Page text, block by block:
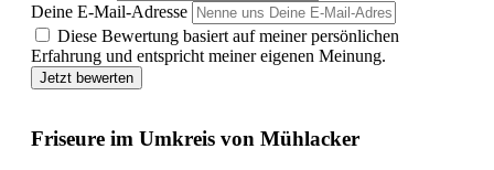
Deine E-Mail-Adresse
Diese Bewertung basiert auf meiner persönlichen
Erfahrung und entspricht meiner eigenen Meinung.
Jetzt bewerten
Friseure im Umkreis von Mühlacker